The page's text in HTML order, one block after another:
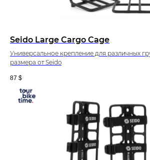
Seido Large Cargo Cage
Универсальное крепление для различных
размера от Seido
87 $